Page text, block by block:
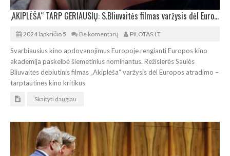
‚AKIPLĖŠA“ TARP GERIAUSIŲ: S.Bliuvaitės filmas varžysis dėl Europos atradimo apdovanojimo
2024 lapkričio 5 Be komentarų PILOTAS.LT
Svarbiausius kino apdovanojimus Europoje rengianti Europos kino
akademija paskelbė šiemetinius nominantus. Režisierės Saulės
Bliuvaitės debiutinis filmas „Akiplėša“ varžysis dėl Europos atradimo –
tarptautinės kino kritikus
Skaityti daugiau